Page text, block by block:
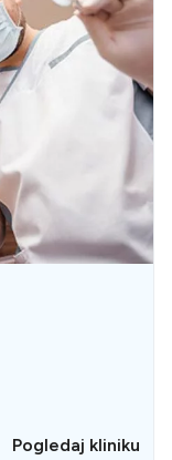
Pogledaj kliniku